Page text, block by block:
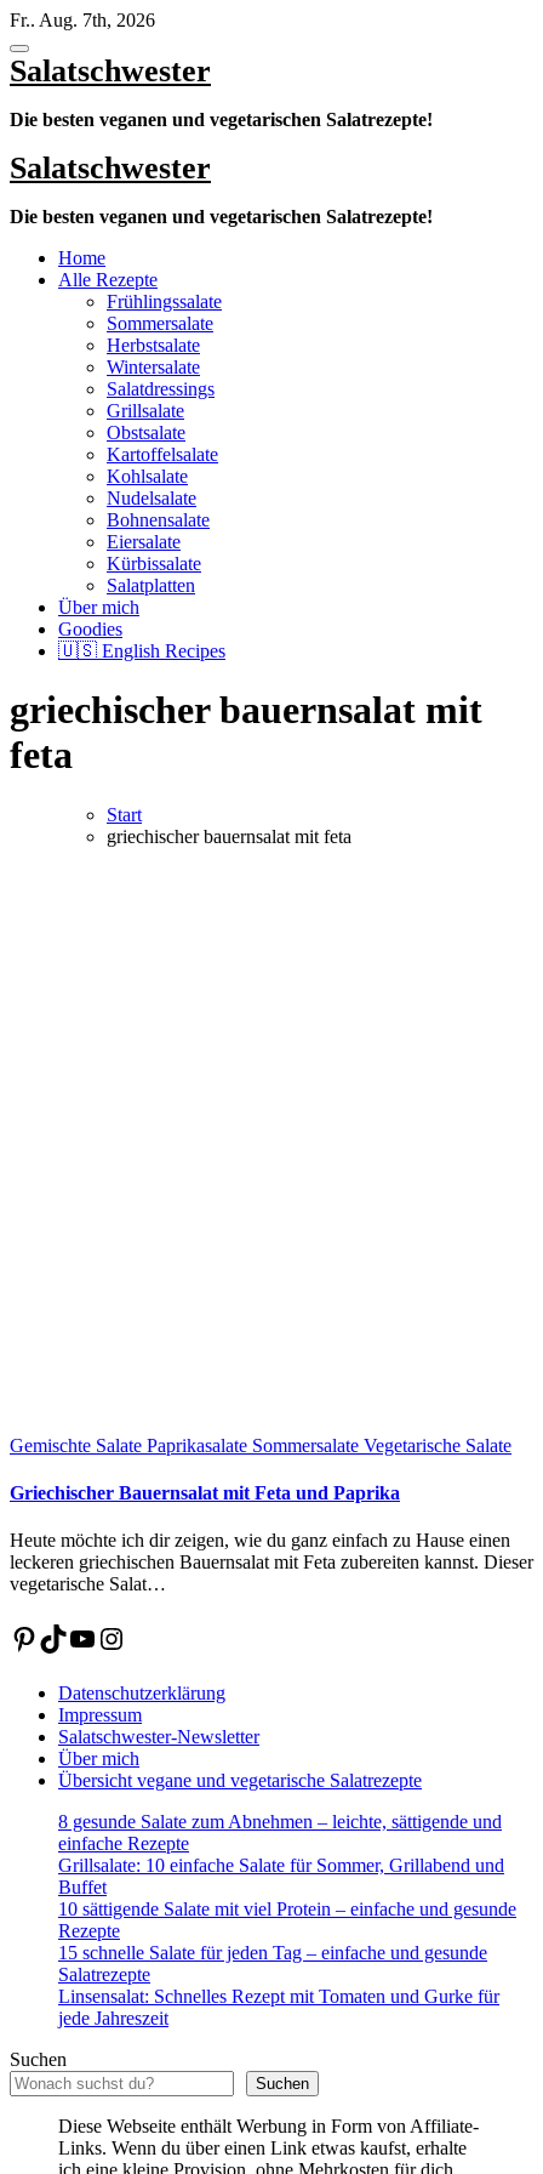
Zum
Inhalt
springen
Fr.. Aug. 7th, 2026
Salatschwester
Die besten veganen und vegetarischen Salatrezepte!
Salatschwester
Die besten veganen und vegetarischen Salatrezepte!
Home
Alle Rezepte
Frühlingssalate
Sommersalate
Herbstsalate
Wintersalate
Salatdressings
Grillsalate
Obstsalate
Kartoffelsalate
Kohlsalate
Nudelsalate
Bohnensalate
Eiersalate
Kürbissalate
Salatplatten
Über mich
Goodies
🇺🇸 English Recipes
griechischer bauernsalat mit
feta
Start
griechischer bauernsalat mit feta
Gemischte Salate Paprikasalate Sommersalate Vegetarische Salate
Griechischer Bauernsalat mit Feta und Paprika
Heute möchte ich dir zeigen, wie du ganz einfach zu Hause einen
leckeren griechischen Bauernsalat mit Feta zubereiten kannst. Dieser
vegetarische Salat…
Pinterest
TikTok
YouTube
Instagram
Datenschutzerklärung
Impressum
Salatschwester-Newsletter
Über mich
Übersicht vegane und vegetarische Salatrezepte
8 gesunde Salate zum Abnehmen – leichte, sättigende und
einfache Rezepte
Grillsalate: 10 einfache Salate für Sommer, Grillabend und
Buffet
10 sättigende Salate mit viel Protein – einfache und gesunde
Rezepte
15 schnelle Salate für jeden Tag – einfache und gesunde
Salatrezepte
Linsensalat: Schnelles Rezept mit Tomaten und Gurke für
jede Jahreszeit
Suchen
Suchen
Diese Webseite enthält Werbung in Form von Affiliate-
Links. Wenn du über einen Link etwas kaufst, erhalte